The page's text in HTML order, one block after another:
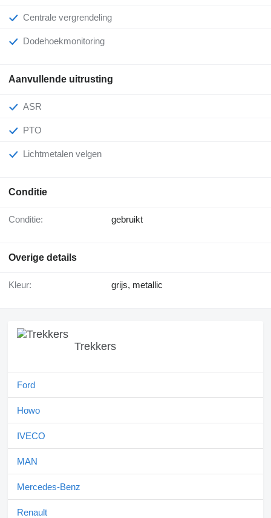
Centrale vergrendeling
Dodehoekmonitoring
Aanvullende uitrusting
ASR
PTO
Lichtmetalen velgen
Conditie
Conditie: gebruikt
Overige details
Kleur: grijs, metallic
Trekkers
Ford
Howo
IVECO
MAN
Mercedes-Benz
Renault